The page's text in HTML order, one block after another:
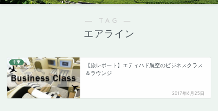
― TAG ―
エアライン
中東
【旅レポート】エティハド航空のビジネスクラス
＆ラウンジ
2017年6月25日